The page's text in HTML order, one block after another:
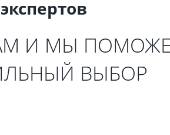
И МЫ
ВЫБОР